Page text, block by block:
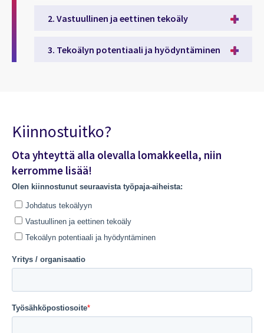
2. Vastuullinen ja eettinen tekoäly
3. Tekoälyn potentiaali ja hyödyntäminen
Kiinnostuitko?
Ota yhteyttä alla olevalla lomakkeella, niin
kerromme lisää!